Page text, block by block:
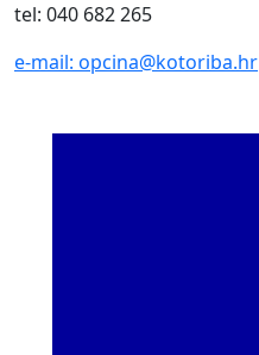
tel: 040 682 265
e-mail: opcina@kotoriba.hr